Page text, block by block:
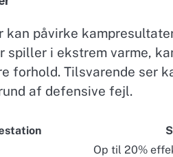
påvirke
i ekstrem varme,
forhold. Tilsvarende ser
af defensive fejl.
Op til 20%